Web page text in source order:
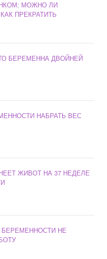
МОЖНО ЛИ
ПРЕКРАТИТЬ
БЕРЕМЕННА ДВОЙНЕЙ
НАБРАТЬ ВЕС
ЖИВОТ НА 37 НЕДЕЛЕ
НЕ